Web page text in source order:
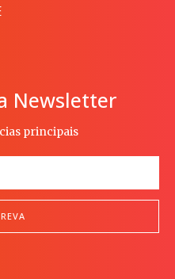
Newsletter
principais